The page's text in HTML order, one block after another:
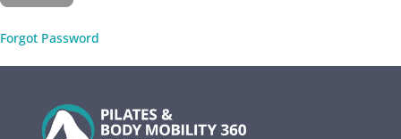
Forgot Password